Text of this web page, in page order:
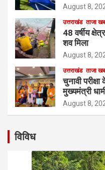
August 8,
उत्तराखंड ताजा
48 वर्षीय
शव मिला
August 8,
उत्तराखंड ताजा
चुनावी
मुख्यमंत्री
August 8,
विविध